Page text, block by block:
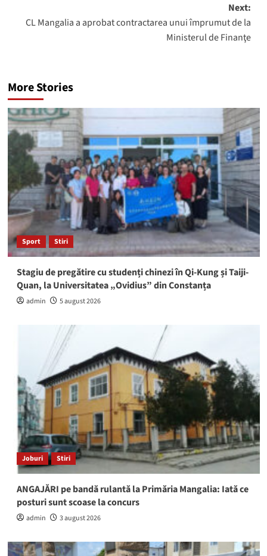
Next:
CL Mangalia a aprobat contractarea unui împrumut de la
Ministerul de Finanţe
More Stories
Sport Stiri
Stagiu de pregătire cu studenți chinezi în Qi-Kung și Taiji-
Quan, la Universitatea „Ovidius” din Constanța
admin 5 august 2026
Joburi Stiri
ANGAJĂRI pe bandă rulantă la Primăria Mangalia: Iată ce
posturi sunt scoase la concurs
admin 3 august 2026